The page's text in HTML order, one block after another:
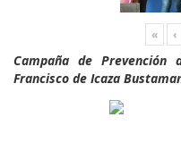
« ‹
Campaña de Prevención
Francisco de Icaza